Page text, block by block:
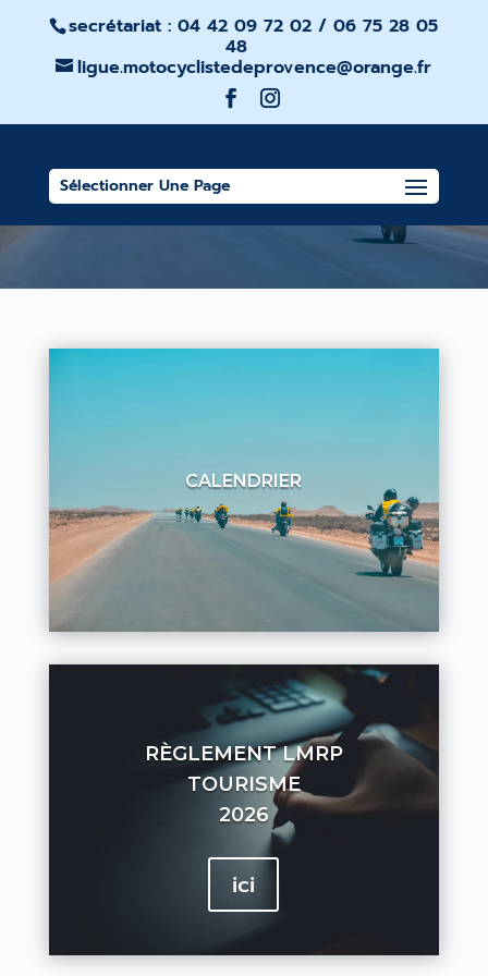
secrétariat : 04 42 09 72 02 / 06 75 28 05
48
ligue.motocyclistedeprovence@orange.fr
Sélectionner Une Page
TOURISME
CALENDRIER
RÈGLEMENT LMRP
TOURISME
2026
ici